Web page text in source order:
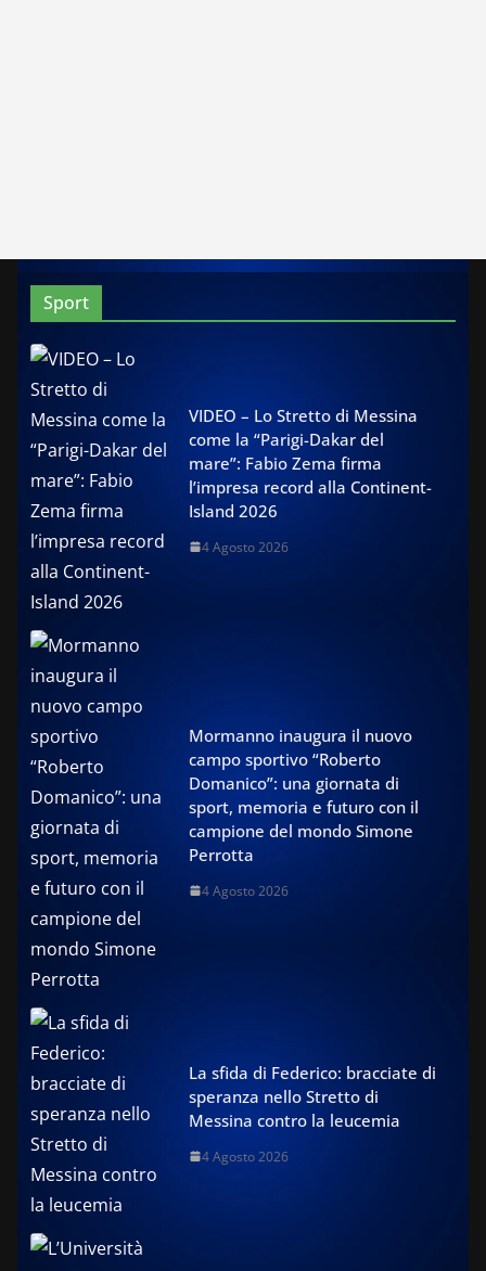
Sport
VIDEO – Lo Stretto di Messina
come la “Parigi-Dakar del
mare”: Fabio Zema firma
l’impresa record alla Continent-
Island 2026
4 Agosto 2026
Mormanno inaugura il nuovo
campo sportivo “Roberto
Domanico”: una giornata di
sport, memoria e futuro con il
campione del mondo Simone
Perrotta
4 Agosto 2026
La sfida di Federico: bracciate di
speranza nello Stretto di
Messina contro la leucemia
4 Agosto 2026